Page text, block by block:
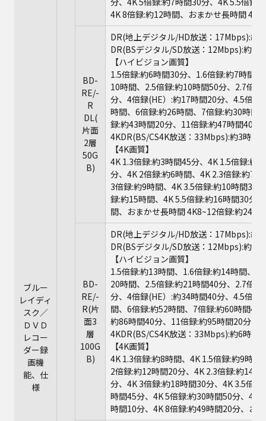
ブルー
レイディ
スク／
ＤＶＤ
レコー
ダー録
画機
能、仕
様
4K 8倍録:約12時間、おまかせ長時間
BD-
RE/-
R
DL(
片面
2層
50G
B)
DR(地上デジタル/HD放送：17Mbps):約
DR(BSデジタル/SD放送：12Mbps):約8
【ハイビジョン画質】
1.5倍録:約6時間30分、1.6倍録:約7時間
10時間、2.5倍録:約10時間50分、2.7倍
分、4倍録(HE）:約17時間20分、4.5倍
時間、6倍録:約26時間、7倍録:約30時間
録:約43時間20分、11倍録:約47時間40
4KDR(BS/CS4K放送：33Mbps):約3時間
【4K画質】
4K 1.3倍録:約3時間45分、4K 1.5倍録:約
分、4K 2倍録:約6時間、4K 2.3倍録:約7
3倍録:約9時間、4K 3.5倍録:約10時間30
録:約15時間、4K 5.5倍録:約16時間30分
間、おまかせ長時間 4K8~12倍録:約24時
BD-
RE/-
R(片
面3
層
100G
B)
DR(地上デジタル/HD放送：17Mbps):約
DR(BSデジタル/SD放送：12Mbps):約17
【ハイビジョン画質】
1.5倍録:約13時間、1.6倍録:約14時間、
20時間、2.5倍録:約21時間40分、2.7倍
分、4倍録(HE）:約34時間40分、4.5倍
間、6倍録:約52時間、7倍録:約60時間40
約86時間40分、11倍録:約95時間20分、
4KDR(BS/CS4K放送：33Mbps):約6時間
【4K画質】
4K 1.3倍録:約8時間、4K 1.5倍録:約9時
2倍録:約12時間20分、4K 2.3倍録:約14
分、4K 3倍録:約18時間30分、4K 3.5倍
時間45分、4K 5倍録:約30時間50分、4K
時間10分、4K 8倍録:約49時間20分、お